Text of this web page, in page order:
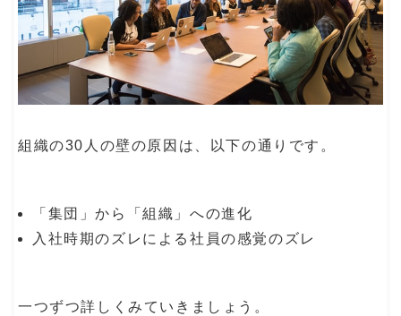
組織の30人の壁の原因は、以下の通りです。
「集団」から「組織」への進化
入社時期のズレによる社員の感覚のズレ
一つずつ詳しくみていきましょう。